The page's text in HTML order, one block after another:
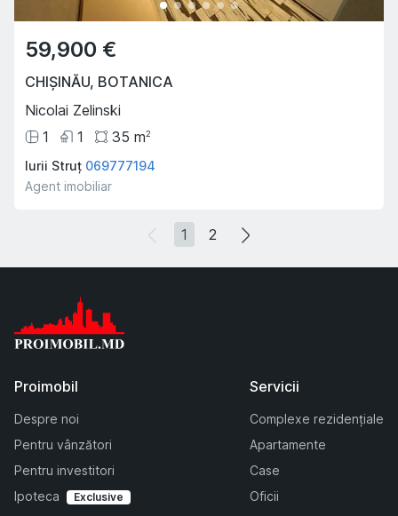
59,900 €
CHIȘINĂU, BOTANICA
Nicolai Zelinski
1
1 35 m2
Iurii Struț 069777194
Agent imobiliar
1 2
Proimobil
Despre noi
Pentru vânzători
Pentru investitori
Ipoteca
Exclusive
Servicii
Complexe rezidențiale
Apartamente
Case
Oficii